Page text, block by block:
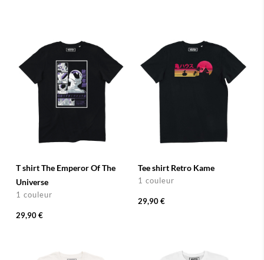
T shirt The Emperor Of The
Universe
1 couleur
29,90 €
Tee shirt Retro Kame
1 couleur
29,90 €